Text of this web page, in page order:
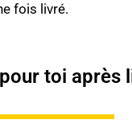
fois livré.
toi après